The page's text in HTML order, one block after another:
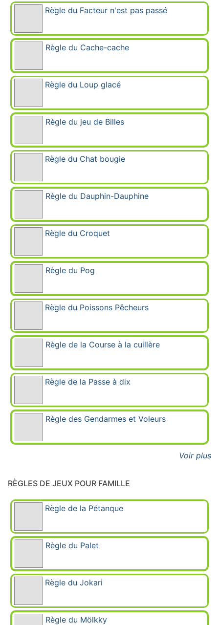
Règle du Facteur n'est pas passé
Règle du Cache-cache
Règle du Loup glacé
Règle du jeu de Billes
Règle du Chat bougie
Règle du Dauphin-Dauphine
Règle du Croquet
Règle du Pog
Règle du Poissons Pêcheurs
Règle de la Course à la cuillère
Règle de la Passe à dix
Règle des Gendarmes et Voleurs
Voir plus
RÈGLES DE JEUX POUR FAMILLE
Règle de la Pétanque
Règle du Palet
Règle du Jokari
Règle du Mölkky